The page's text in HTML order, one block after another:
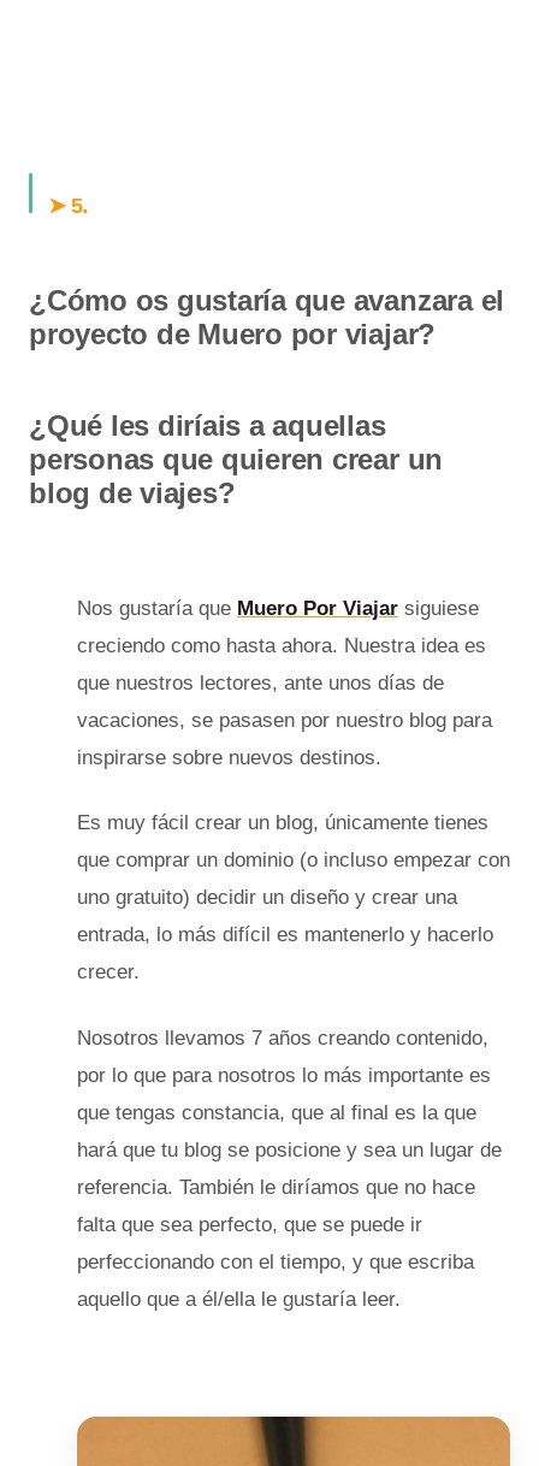
➤ 5.
¿Cómo os gustaría que avanzara el
proyecto de Muero por viajar?
¿Qué les diríais a aquellas
personas que quieren crear un
blog de viajes?
Nos gustaría que Muero Por Viajar siguiese
creciendo como hasta ahora. Nuestra idea es
que nuestros lectores, ante unos días de
vacaciones, se pasasen por nuestro blog para
inspirarse sobre nuevos destinos.
Es muy fácil crear un blog, únicamente tienes
que comprar un dominio (o incluso empezar con
uno gratuito) decidir un diseño y crear una
entrada, lo más difícil es mantenerlo y hacerlo
crecer.
Nosotros llevamos 7 años creando contenido,
por lo que para nosotros lo más importante es
que tengas constancia, que al final es la que
hará que tu blog se posicione y sea un lugar de
referencia. También le diríamos que no hace
falta que sea perfecto, que se puede ir
perfeccionando con el tiempo, y que escriba
aquello que a él/ella le gustaría leer.